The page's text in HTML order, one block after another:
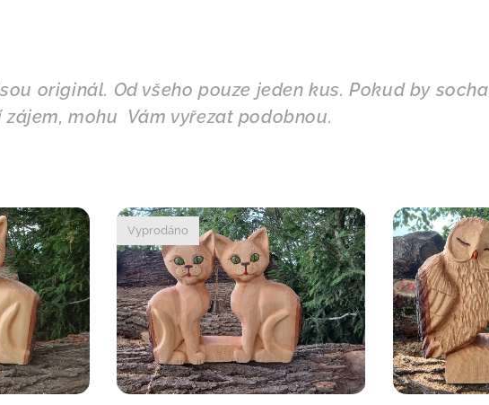
originál. Od všeho pouze jeden kus. Pokud by socha
mohu Vám vyřezat podobnou.❤️🪵🍀
Vyprodáno